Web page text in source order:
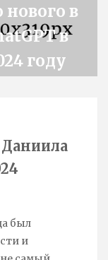
нового в
в
году
был
и